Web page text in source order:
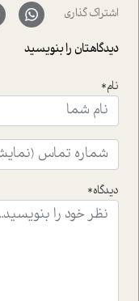
سر نهاده است و نیز
با رکاب زدن در
حمایت از
است.فصل روایت
ای که به زندگی
ایشان در حوزه ی
واقعی در ارتباط
راهکارهای حل آن
موثرترین
اشتراک گذاری
دیدگاهتان را بنویسید
نام*
دیدگاه*